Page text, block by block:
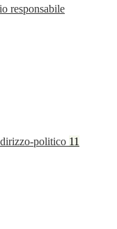
responsabile
politico 11